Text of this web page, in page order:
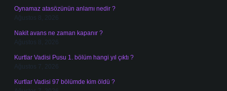
Oynamaz atasözünün anlamı nedir ?
Ağustos 8, 2026
Nakit avans ne zaman kapanır ?
Ağustos 8, 2026
Kurtlar Vadisi Pusu 1. bölüm hangi yıl çıktı ?
Ağustos 7, 2026
Kurtlar Vadisi 97 bölümde kim öldü ?